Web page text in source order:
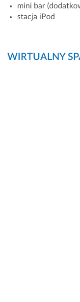
mini bar
stacja iPod
WIRTUALNY